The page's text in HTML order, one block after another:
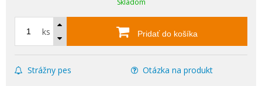
Skladom
ks Pridať do košíka
Strážny pes Otázka na produkt